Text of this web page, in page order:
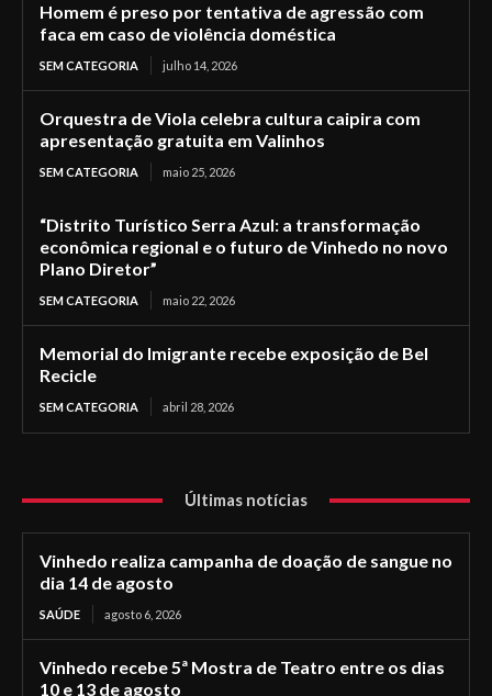
Homem é preso por tentativa de agressão com
faca em caso de violência doméstica
SEM CATEGORIA julho 14, 2026
Orquestra de Viola celebra cultura caipira com
apresentação gratuita em Valinhos
SEM CATEGORIA maio 25, 2026
“Distrito Turístico Serra Azul: a transformação
econômica regional e o futuro de Vinhedo no novo
Plano Diretor”
SEM CATEGORIA maio 22, 2026
Memorial do Imigrante recebe exposição de Bel
Recicle
SEM CATEGORIA abril 28, 2026
Últimas notícias
Vinhedo realiza campanha de doação de sangue no
dia 14 de agosto
SAÚDE agosto 6, 2026
Vinhedo recebe 5ª Mostra de Teatro entre os dias
10 e 13 de agosto